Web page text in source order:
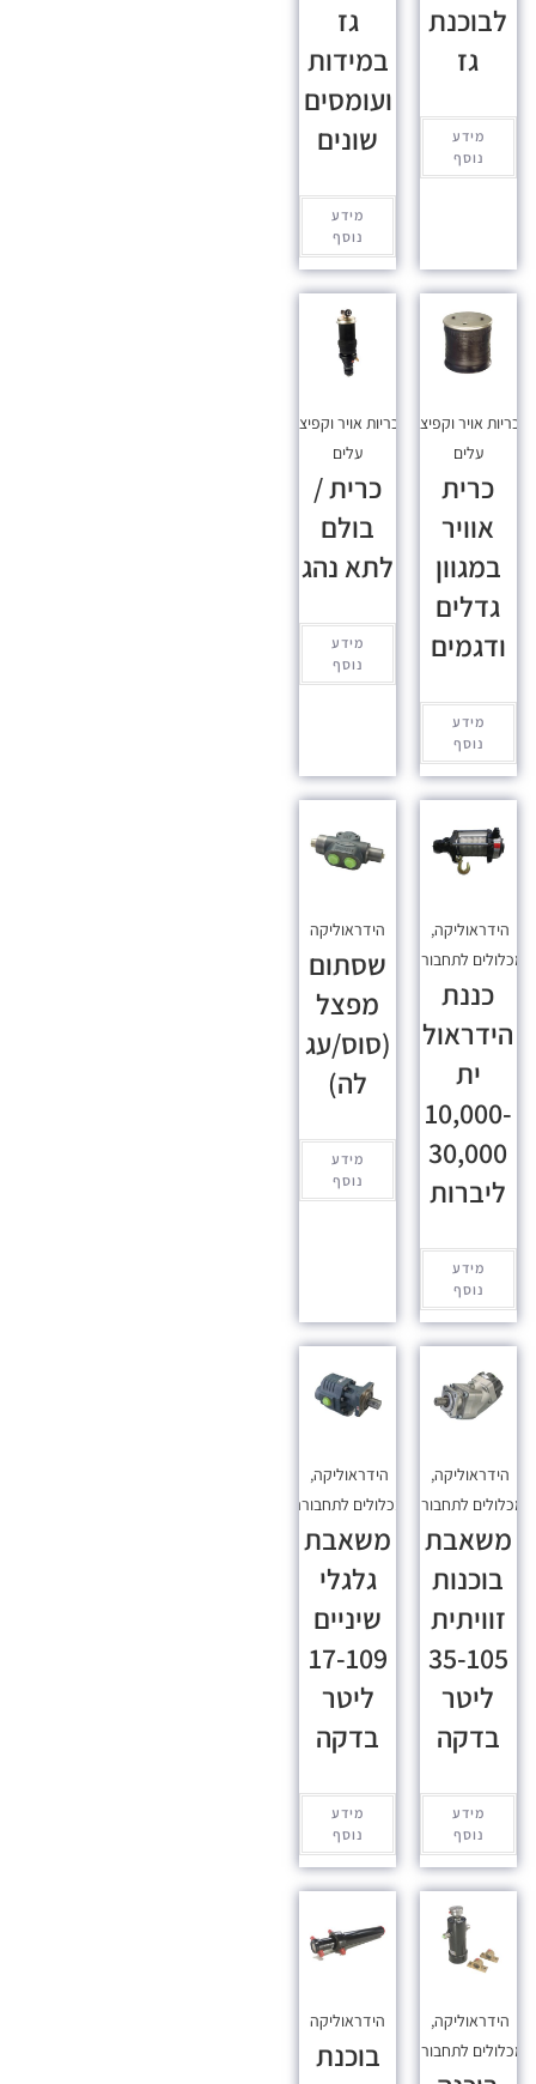
לבוכנת
גז
מידע
נוסף
גז
במידות
ועומסים
שונים
מידע
נוסף
כריות אויר וקפיצי
עלים
כרית
אוויר
במגוון
גדלים
ודגמים
מידע
נוסף
כריות אויר וקפיצי
עלים
כרית /
בולם
לתא נהג
מידע
נוסף
הידראוליקה,
מכלולים לתחבורה
כננת
הידראול
ית
10,000-
30,000
ליברות
מידע
נוסף
הידראוליקה
שסתום
מפצל
(סוס/עג
לה)
מידע
נוסף
הידראוליקה,
מכלולים לתחבורה
משאבת
בוכנות
זוויתית
35-105
ליטר
בדקה
מידע
נוסף
הידראוליקה,
מכלולים לתחבורה
משאבת
גלגלי
שיניים
17-109
ליטר
בדקה
מידע
נוסף
הידראוליקה,
מכלולים לתחבורה
הידראוליקה
בוכנת